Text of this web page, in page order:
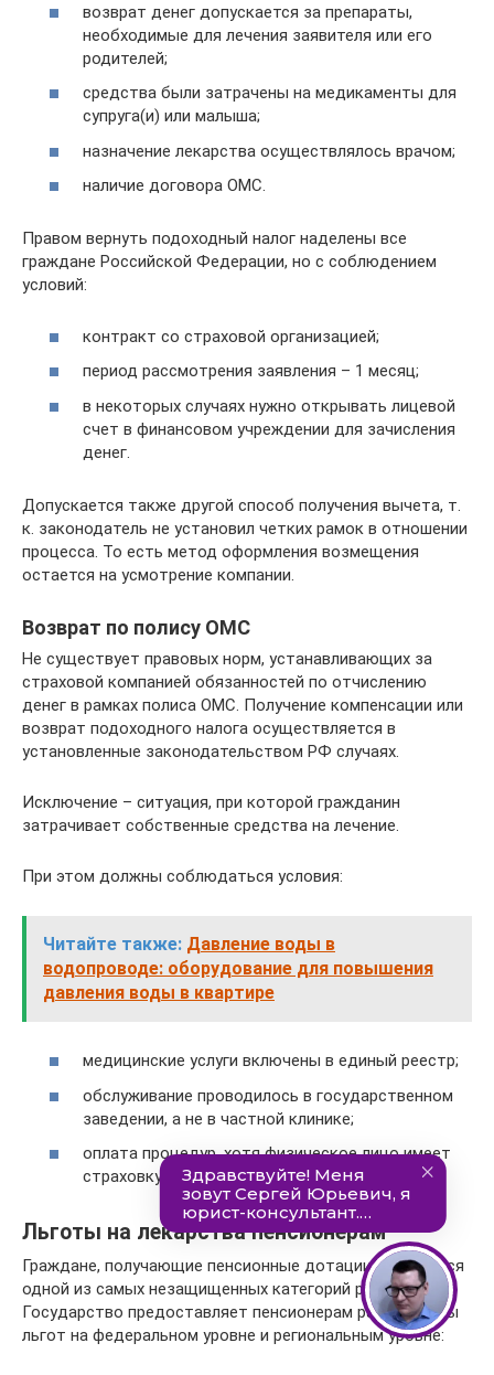
возврат денег допускается за препараты,
необходимые для лечения заявителя или его
родителей;
средства были затрачены на медикаменты для
супруга(и) или малыша;
назначение лекарства осуществлялось врачом;
наличие договора ОМС.
Правом вернуть подоходный налог наделены все
граждане Российской Федерации, но с соблюдением
условий:
контракт со страховой организацией;
период рассмотрения заявления – 1 месяц;
в некоторых случаях нужно открывать лицевой
счет в финансовом учреждении для зачисления
денег.
Допускается также другой способ получения вычета, т.
к. законодатель не установил четких рамок в отношении
процесса. То есть метод оформления возмещения
остается на усмотрение компании.
Возврат по полису ОМС
Не существует правовых норм, устанавливающих за
страховой компанией обязанностей по отчислению
денег в рамках полиса ОМС. Получение компенсации или
возврат подоходного налога осуществляется в
установленные законодательством РФ случаях.
Исключение – ситуация, при которой гражданин
затрачивает собственные средства на лечение.
При этом должны соблюдаться условия:
Читайте также: Давление воды в
водопроводе: оборудование для повышения
давления воды в квартире
медицинские услуги включены в единый реестр;
обслуживание проводилось в государственном
заведении, а не в частной клинике;
оплата процедур, хотя физическое лицо имеет
страховку и полис.
Льготы на лекарства пенсионерам
Граждане, получающие пенсионные дотации, считаются
одной из самых незащищенных категорий россиян.
Государство предоставляет пенсионерам разные виды
льгот на федеральном уровне и региональным уровне: